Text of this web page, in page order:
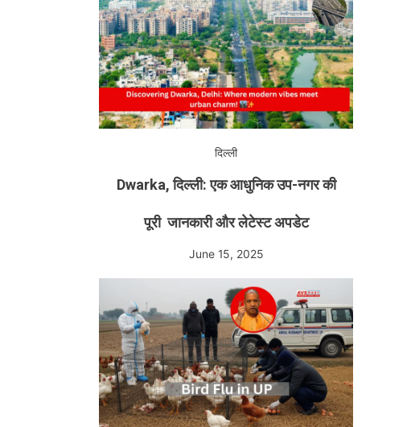
दिल्ली
Dwarka, दिल्ली: एक आधुनिक उप-नगर की
पूरी जानकारी और लेटेस्ट अपडेट
June 15, 2025